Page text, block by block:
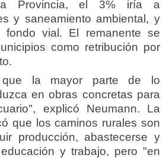
Provincia, el 3% iría a
y saneamiento ambiental, y
vial. El remanente se
como retribución por
la mayor parte de lo
en obras concretas para
explicó Neumann. La
que los caminos rurales son
producción, abastecerse y
y trabajo, pero "en